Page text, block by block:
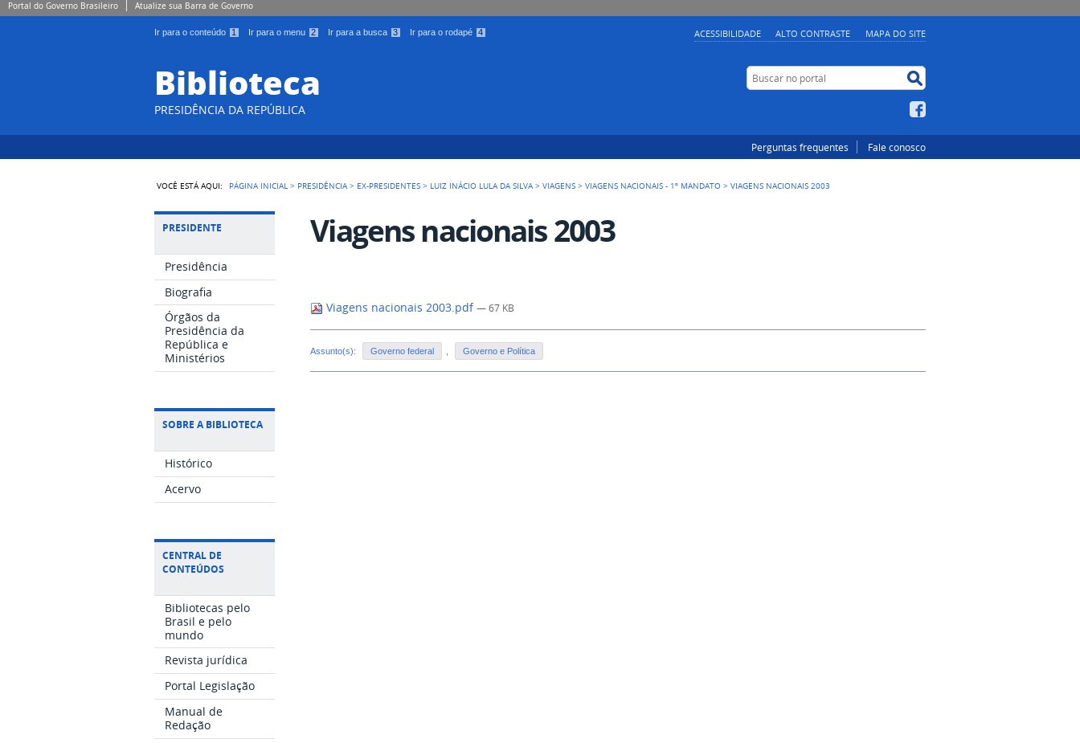
Portal do Governo Brasileiro Atualize sua Barra de Governo
Ir para o conteúdo 1 Ir para o menu 2 Ir para a busca 3 Ir para o rodapé 4 ACESSIBILIDADE ALTO CONTRASTE MAPA DO SITE
Biblioteca
PRESIDÊNCIA DA REPÚBLICA
Buscar no portal
Perguntas frequentes Fale conosco
VOCÊ ESTÁ AQUI: PÁGINA INICIAL > PRESIDÊNCIA > EX-PRESIDENTES > LUIZ INÁCIO LULA DA SILVA >VIAGENS >VIAGENS NACIONAIS - 1º MANDATO >VIAGENS NACIONAIS 2003
PRESIDENTE
Presidência
Biografia
Órgãos da
Presidência da
República e
Ministérios
SOBRE A BIBLIOTECA
Histórico
Acervo
CENTRAL DE
CONTEÚDOS
Bibliotecas pelo
Brasil e pelo
mundo
Revista jurídica
Portal Legislação
Manual de
Redação
Viagens nacionais 2003
Viagens nacionais 2003.pdf— 67 KB
Assunto(s): Governo federal Governo e Política